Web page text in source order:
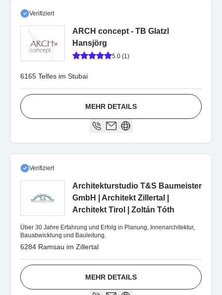
Verifiziert
ARCH concept - TB Glatzl
Hansjörg
5.0 (1)
6165 Telfes im Stubai
MEHR DETAILS
Verifiziert
Architekturstudio T&S Baumeister
GmbH | Architekt Zillertal |
Architekt Tirol | Zoltán Tóth
Über 30 Jahre Erfahrung und Erfolg in Planung, Innenarchitektur,
Bauabwicklung und Bauleitung.
6284 Ramsau im Zillertal
MEHR DETAILS